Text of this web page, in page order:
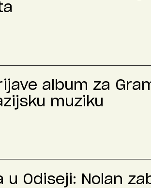
album za
muziku
u Odiseji: Nolan